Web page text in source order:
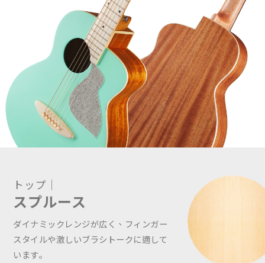
トップ｜
スプルース
ダイナミックレンジが広く、フィンガー
スタイルや激しいブラシトークに適して
います｡